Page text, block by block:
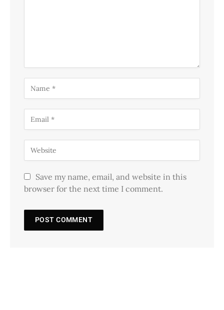
Save my name, email, and website in this
browser for the next time I comment.